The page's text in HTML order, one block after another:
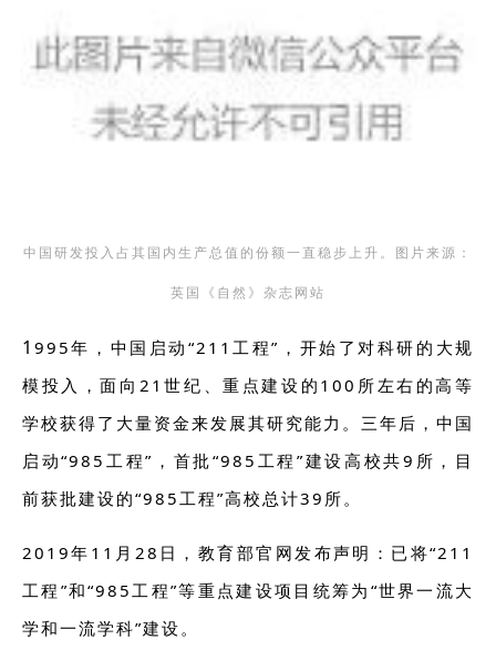
中国研发投入占其国内生产总值的份额一直稳步上升。图片来源：
英国《自然》杂志网站
1 995年，中国启动“211工程”，开始了对科研的大规
模投入，面向21世纪、重点建设的100所左右的高等
学校获得了大量资金来发展其研究能力。三年后，中国
启动“985工程”，首批“985工程”建设高校共9所，目
前获批建设的“985工程”高校总计39所。
2019年11月28日，教育部官网发布声明：已将“211
工程”和“985工程”等重点建设项目统筹为“世界一流大
学和一流学科”建设。